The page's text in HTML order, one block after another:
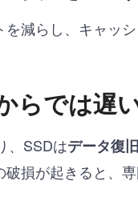
を減らし、キャッ
らでは遅
、SSDはデータ復
破損が起きると、